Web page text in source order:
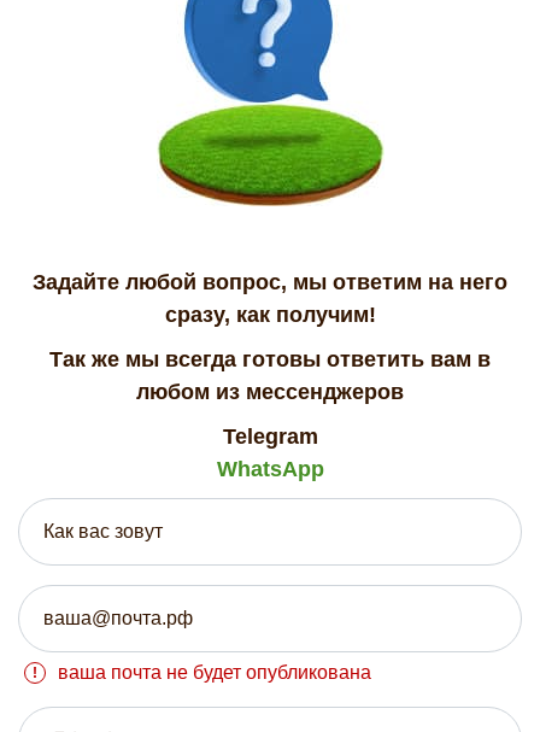
Задайте любой вопрос, мы ответим на него
сразу, как получим!
Так же мы всегда готовы ответить вам в
любом из мессенджеров
Telegram
WhatsApp
ваша почта не будет опубликована